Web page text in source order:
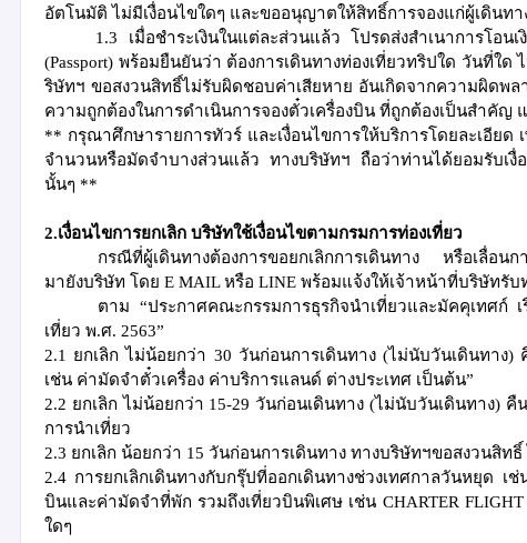
อัตโนมัติ ไม่มีเงื่อนไขใดๆ และขออนุญาตให้สิทธิ์การจองแก่ผู้เดินท
1.3
เมื่อชำระเงินในแต่ละส่วนแล้ว โปรดส่งสำเนาการโอน
(Passport) พร้อมยืนยันว่า ต้องการเดินทางท่องเที่ยวทริปใด วันที่ใด
ริษัทฯ ขอสงวนสิทธิ์ไม่รับผิดชอบค่าเสียหาย อันเกิดจากความผิดพล
ความถูกต้องในการดำเนินการจองตั๋วเครื่องบิน ที่ถูกต้องเป็นสำคัญ
** กรุณาศึกษารายการทัวร์ และเงื่อนไขการให้บริการโดยละเอียด
จำนวนหรือมัดจำบางส่วนแล้ว ทางบริษัทฯ ถือว่าท่านได้ยอมรับเงื่
นั้นๆ **
2.เงื่อนไขการยกเลิก บริษัทใช้เงื่อนไขตามกรมการท่องเที่ยว
กรณีที่ผู้เดินทางต้องการขอยกเลิกการเดินทาง หรือเลื่อนก
มายังบริษัท โดย E MAILหรือ LINE พร้อมแจ้งให้เจ้าหน้าที่บริษัทรับ
ตาม “ประกาศคณะกรรมการธุรกิจนำเที่ยวและมัคคุเทศก์
เที่ยว พ.ศ. 2563”
2.1 ยกเลิก ไม่น้อยกว่า 30 วันก่อนการเดินทาง (ไม่นับวันเดินทาง)
เช่น ค่ามัดจำตั๋วเครื่อง ค่าบริการแลนด์ ต่างประเทศ เป็นต้น”
2.2 ยกเลิก ไม่น้อยกว่า 15-29 วันก่อนเดินทาง (ไม่นับวันเดินทาง) คื
การนำเที่ยว
2.3 ยกเลิก น้อยกว่า 15 วันก่อนการเดินทาง ทางบริษัทฯขอสงวนสิท
2.4 การยกเลิกเดินทางกับกรุ๊ปที่ออกเดินทางช่วงเทศกาลวันหยุด เ
บินและค่ามัดจำที่พัก รวมถึงเที่ยวบินพิเศษ เช่น CHARTER FLIGHT
ใดๆ